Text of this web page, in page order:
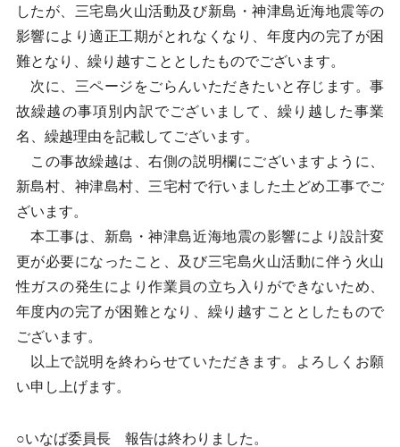
したが、三宅島火山活動及び新島・神津島近海地震等の
影響により適正工期がとれなくなり、年度内の完了が困
難となり、繰り越すこととしたものでございます。
次に、三ページをごらんいただきたいと存じます。事
故繰越の事項別内訳でございまして、繰り越した事業
名、繰越理由を記載してございます。
この事故繰越は、右側の説明欄にございますように、
新島村、神津島村、三宅村で行いました土どめ工事でご
ざいます。
本工事は、新島・神津島近海地震の影響により設計変
更が必要になったこと、及び三宅島火山活動に伴う火山
性ガスの発生により作業員の立ち入りができないため、
年度内の完了が困難となり、繰り越すこととしたもので
ございます。
以上で説明を終わらせていただきます。よろしくお願
い申し上げます。
○いなば委員長 報告は終わりました。